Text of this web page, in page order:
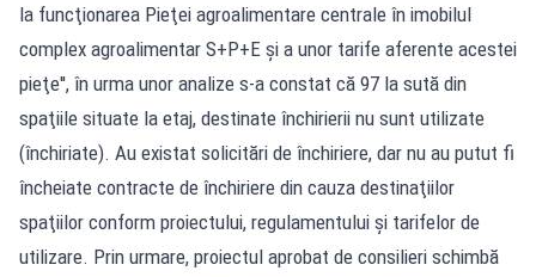
la funcţionarea Pieţei agroalimentare centrale în imobilul
complex agroalimentar S+P+E şi a unor tarife aferente acestei
pieţe'', în urma unor analize s-a constat că 97 la sută din
spaţiile situate la etaj, destinate închirierii nu sunt utilizate
(închiriate). Au existat solicitări de închiriere, dar nu au putut fi
încheiate contracte de închiriere din cauza destinaţiilor
spaţiilor conform proiectului, regulamentului şi tarifelor de
utilizare. Prin urmare, proiectul aprobat de consilieri schimbă